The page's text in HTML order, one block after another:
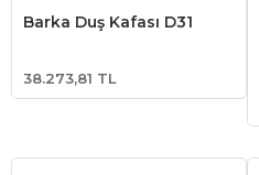
Barka Duş Kafası D31
38.273,81 TL